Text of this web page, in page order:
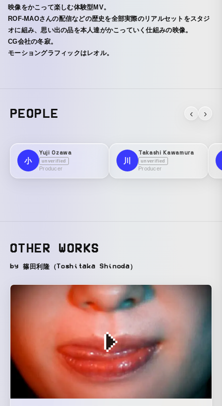
映像をかこって楽しむ体験型MV。
ROF-MAOさんの配信などの歴史を全部実際のリアルセットをスタジ
オに組み、思い出の品を本人達がかこっていく仕組みの映像。
CG会社の冬寂。
モーショングラフィックはレオル。
PEOPLE ‹ ›
小
Yuji Ozawa
unverified
Producer
川
Takashi Kawamura
unverified
Producer
OTHER WORKS
by 篠田利隆（Toshitaka Shinoda）